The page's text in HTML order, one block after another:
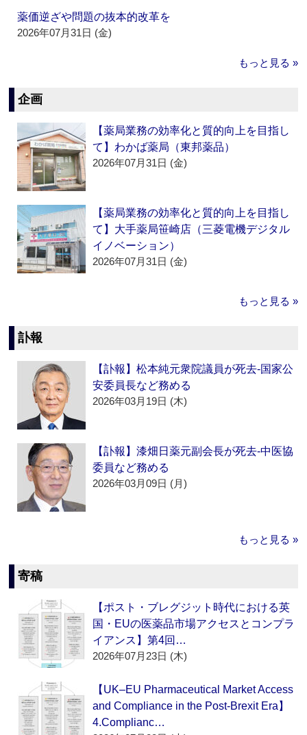
薬価逆ざや問題の抜本的改革を
2026年07月31日 (金)
もっと見る »
企画
【薬局業務の効率化と質的向上を目指し
て】わかば薬局（東邦薬品）
2026年07月31日 (金)
【薬局業務の効率化と質的向上を目指し
て】大手薬局笹崎店（三菱電機デジタル
イノベーション）
2026年07月31日 (金)
もっと見る »
訃報
【訃報】松本純元衆院議員が死去‐国家公
安委員長など務める
2026年03月19日 (木)
【訃報】漆畑日薬元副会長が死去‐中医協
委員など務める
2026年03月09日 (月)
もっと見る »
寄稿
【ポスト・ブレグジット時代における英
国・EUの医薬品市場アクセスとコンプラ
イアンス】第4回…
2026年07月23日 (木)
【UK–EU Pharmaceutical Market Access
and Compliance in the Post-Brexit Era】
4.Complianc…